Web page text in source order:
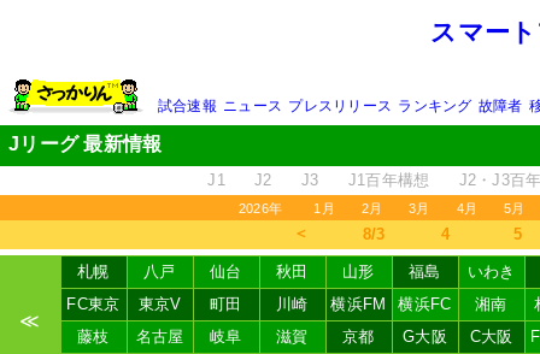
スマー
試合速報 ニュース プレスリリース ランキング 故障者
Jリーグ 最新情報
J1 J2 J3 J1百年構想 J2・J3百
2026年 1月 2月 3月 4月 5月
＜ 8/3 4 5
≪
札幌 八戸 仙台 秋田 山形 福島
いわき
FC東京
東京V 町田 川崎 横浜FM 横浜FC 湘南
藤枝
名古屋 岐阜 滋賀 京都 G大阪 C大阪